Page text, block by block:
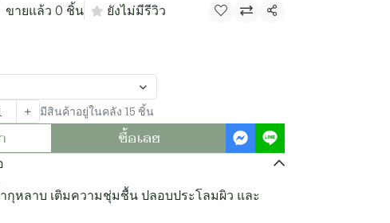
ขายแล้ว 0 ชิ้น ยังไม่มีรีวิว แชร์
มีสินค้าอยู่ในคลัง 15 ชิ้น
ซื้อเลย
กุหลาบ เติมความชุ่มชื้น ปลอบประโลมผิว และ